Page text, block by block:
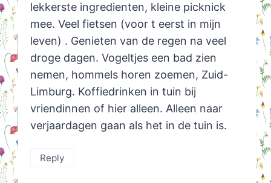
lekkerste ingredienten, kleine picknick
mee. Veel fietsen (voor t eerst in mijn
leven) . Genieten van de regen na veel
droge dagen. Vogeltjes een bad zien
nemen, hommels horen zoemen, Zuid-
Limburg. Koffiedrinken in tuin bij
vriendinnen of hier alleen. Alleen naar
verjaardagen gaan als het in de tuin is.
Reply